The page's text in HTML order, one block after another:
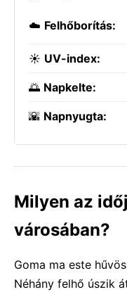
☁️ Felhőborítás:
☀️ UV-index:
🌅 Napkelte:
🌇 Napnyugta:
Milyen az
városában?
Goma ma este
Néhány felhő úszik